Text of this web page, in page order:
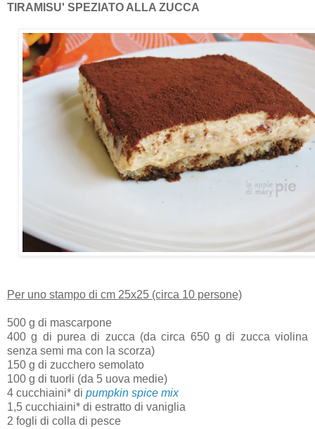
TIRAMISU' SPEZIATO ALLA ZUCCA
Per uno stampo di cm 25x25 (circa 10 persone)
500 g di mascarpone
400 g di purea di zucca (da circa 650 g di zucca violina
senza semi ma con la scorza)
150 g di zucchero semolato
100 g di tuorli (da 5 uova medie)
4 cucchiaini* di pumpkin spice mix
1,5 cucchiaini* di estratto di vaniglia
2 fogli di colla di pesce